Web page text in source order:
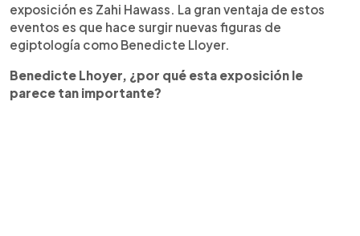
exposición es Zahi Hawass. La gran ventaja de estos
eventos es que hace surgir nuevas figuras de
egiptología como Benedicte Lloyer.
Benedicte Lhoyer, ¿por qué esta exposición le
parece tan importante?